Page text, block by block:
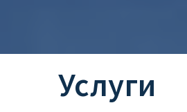
Услуги